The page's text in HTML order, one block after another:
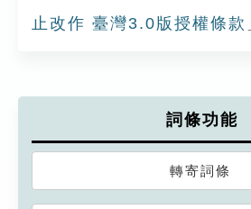
止改作 臺灣3.0版授權條款
詞條功能
轉寄詞條